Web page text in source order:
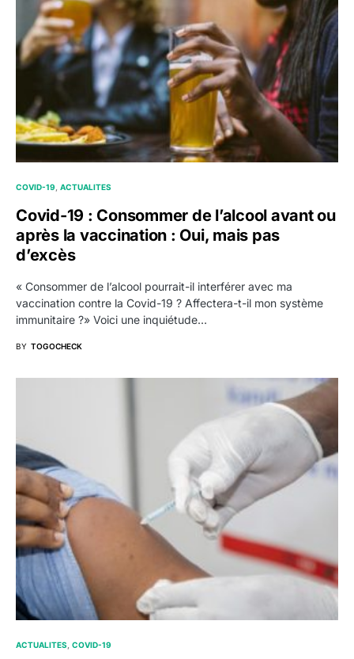
COVID-19 ACTUALITES
Covid-19 : Consommer de l’alcool avant ou
après la vaccination : Oui, mais pas
d’excès
« Consommer de l’alcool pourrait-il interférer avec ma
vaccination contre la Covid-19 ? Affectera-t-il mon système
immunitaire ?» Voici une inquiétude…
BY TOGOCHECK
ACTUALITES COVID-19